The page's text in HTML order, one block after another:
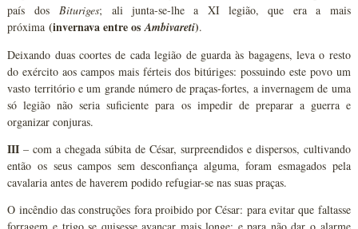
país dosBituriges; ali junta-se-lhe a XI legião, que era a mais
próxima(invernava entre osAmbivareti).
Deixando duas coortes de cada legião de guarda às bagagens, leva o resto
do exército aos campos mais férteis dos bitúriges: possuindo este povo um
vasto território e um grande número de praças-fortes, a invernagem de uma
só legião não seria suficiente para os impedir de preparar a guerra e
organizar conjuras.
III – com a chegada súbita de César, surpreendidos e dispersos, cultivando
então os seus campos sem desconfiança alguma, foram esmagados pela
cavalaria antes de haverem podido refugiar-se nas suas praças.
O incêndio das construções fora proibido por César: para evitar que faltasse